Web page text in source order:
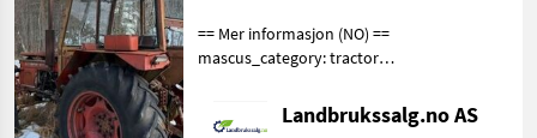
== Mer informasjon (NO) ==
mascus_category: tractors
number upon request: 6915
See
Landbrukssalg.no AS